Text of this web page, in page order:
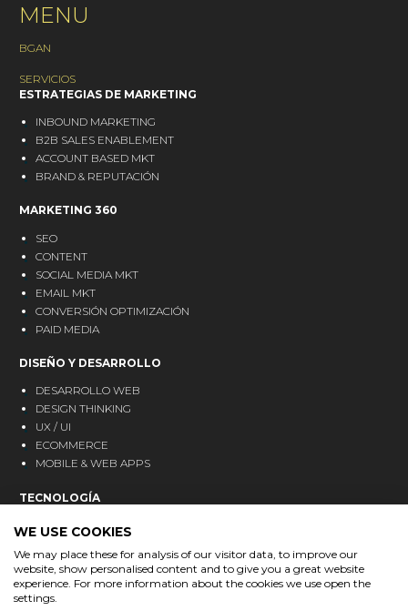
MENU
BGAN
SERVICIOS
ESTRATEGIAS DE MARKETING
INBOUND MARKETING
B2B SALES ENABLEMENT
ACCOUNT BASED MKT
BRAND & REPUTACIÓN
MARKETING 360
SEO
CONTENT
SOCIAL MEDIA MKT
EMAIL MKT
CONVERSIÓN OPTIMIZACIÓN
PAID MEDIA
DISEÑO Y DESARROLLO
DESARROLLO WEB
DESIGN THINKING
UX / UI
ECOMMERCE
MOBILE & WEB APPS
TECNOLOGÍA
CRM
MARKETING AUTOMATION
BLOG
WE USE COOKIES
We may place these for analysis of our visitor data, to improve our
website, show personalised content and to give you a great website
experience. For more information about the cookies we use open the
settings.